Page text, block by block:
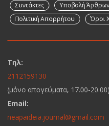
Συντάκτες Υποβολή Άρθρων
Πολιτική Απορρήτου
Όροι
Τηλ:
2112159130
(μόνο απογεύματα, 17.00-20.00)
Email:
neapaideia.journal@gmail.com